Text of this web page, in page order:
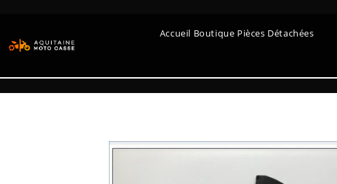
Accueil Boutique Pièces Détachées